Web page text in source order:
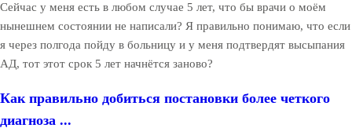
Сейчас у меня есть в любом случае 5 лет, что бы врачи о моём
нынешнем состоянии не написали? Я правильно понимаю, что если
я через полгода пойду в больницу и у меня подтвердят высыпания
АД, тот этот срок 5 лет начнётся заново?
Как правильно добиться постановки более четкого
диагноза ...